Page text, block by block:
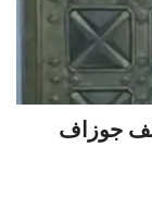
جوزاف